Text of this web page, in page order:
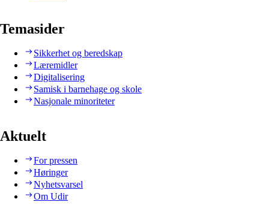
Temasider
Sikkerhet og beredskap
Læremidler
Digitalisering
Samisk i barnehage og skole
Nasjonale minoriteter
Aktuelt
For pressen
Høringer
Nyhetsvarsel
Om Udir